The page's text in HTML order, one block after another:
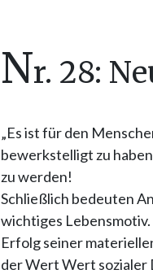
nr. 28:
„Es ist für den
bewerkstelligt zu
zu werden!
Schließlich bedeuten
wichtiges Lebensmotiv.
Erfolg seiner
der Wert Wert sozialer